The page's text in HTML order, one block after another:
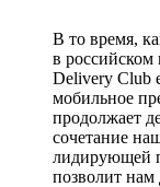
В то время,
в российском
Delivery Club
мобильное
продолжает
сочетание
лидирующей
позволит нам